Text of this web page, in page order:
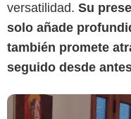
versatilidad. Su
solo añade
también promete
seguido desde